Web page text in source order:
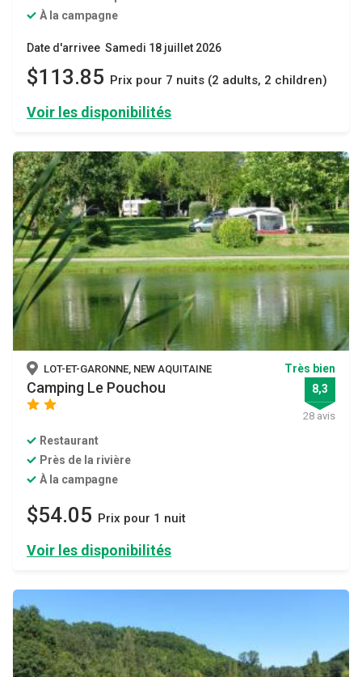
À la campagne
Date d'arrivee Samedi 18 juillet 2026
$113.85 Prix ​​pour 7 nuits (2 adults, 2 children)
Voir les disponibilités
LOT-ET-GARONNE, NEW AQUITAINE
Camping Le Pouchou
star
Très bien
8,3
28 avis
Restaurant
Près de la rivière
À la campagne
$54.05 Prix ​​pour 1 nuit
Voir les disponibilités